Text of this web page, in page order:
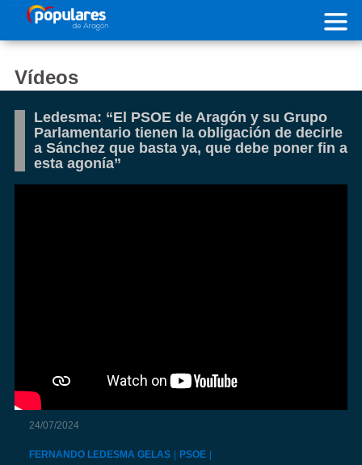
Pasar al contenido principal
Vídeos
Ledesma: “El PSOE de Aragón y su Grupo
Parlamentario tienen la obligación de decirle
a Sánchez que basta ya, que debe poner fin a
esta agonía”
24/07/2024
FERNANDO LEDESMA GELAS | PSOE |